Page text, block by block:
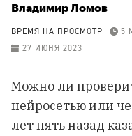
Владимир Ломов
ВРЕМЯ НА ПРОСМОТР
5
27 ИЮНЯ 2023
Можно ли
нейросетью или
лет пять назад